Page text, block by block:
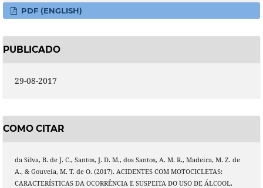
PDF (ENGLISH)
PUBLICADO
29-08-2017
COMO CITAR
da Silva, B. de J. C., Santos, J. D. M., dos Santos, A. M. R., Madeira, M. Z. de
A., & Gouveia, M. T. de O. (2017). ACIDENTES COM MOTOCICLETAS:
CARACTERÍSTICAS DA OCORRÊNCIA E SUSPEITA DO USO DE ÁLCOOL.